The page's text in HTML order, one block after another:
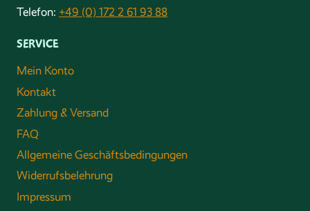
Telefon: +49 (0) 172 2 61 93 88
SERVICE
Mein Konto
Kontakt
Zahlung & Versand
FAQ
Allgemeine Geschäftsbedingungen
Widerrufsbelehrung
Impressum